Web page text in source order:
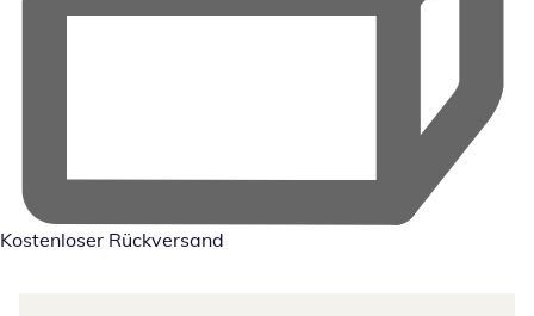
Kostenloser Rückversand